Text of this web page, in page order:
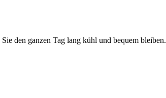
den ganzen Tag lang kühl und bequem bleiben.